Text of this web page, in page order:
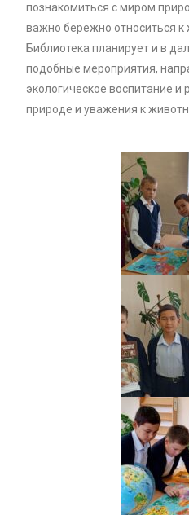
познакомиться с миром
важно бережно относиться к
Библиотека планирует и в
подобные мероприятия,
экологическое воспитание и
природе и уважения к